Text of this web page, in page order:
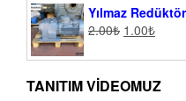
Yılmaz
2.00₺ 1.00₺
TANITIM VIDEOMUZ